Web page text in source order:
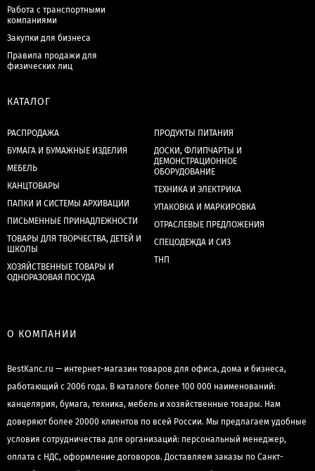
Работа с транспортными
компаниями
Закупки для бизнеса
Правила продажи для
физических лиц
КАТАЛОГ
РАСПРОДАЖА
БУМАГА И БУМАЖНЫЕ ИЗДЕЛИЯ
МЕБЕЛЬ
КАНЦТОВАРЫ
ПАПКИ И СИСТЕМЫ АРХИВАЦИИ
ПИСЬМЕННЫЕ ПРИНАДЛЕЖНОСТИ
ТОВАРЫ ДЛЯ ТВОРЧЕСТВА, ДЕТЕЙ И
ШКОЛЫ
ХОЗЯЙСТВЕННЫЕ ТОВАРЫ И
ОДНОРАЗОВАЯ ПОСУДА
ПРОДУКТЫ ПИТАНИЯ
ДОСКИ, ФЛИПЧАРТЫ И
ДЕМОНСТРАЦИОННОЕ
ОБОРУДОВАНИЕ
ТЕХНИКА И ЭЛЕКТРИКА
УПАКОВКА И МАРКИРОВКА
ОТРАСЛЕВЫЕ ПРЕДЛОЖЕНИЯ
СПЕЦОДЕЖДА И СИЗ
ТНП
О КОМПАНИИ
BestKanc.ru — интернет-магазин товаров для офиса, дома и бизнеса,
работающий с 2006 года. В каталоге более 100 000 наименований:
канцелярия, бумага, техника, мебель и хозяйственные товары. Нам
доверяют более 20000 клиентов по всей России. Мы предлагаем удобные
условия сотрудничества для организаций: персональный менеджер,
оплата с НДС, оформление договоров. Доставляем заказы по Санкт-